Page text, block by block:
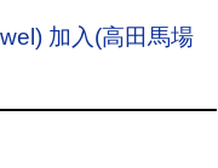
加入(高田馬場